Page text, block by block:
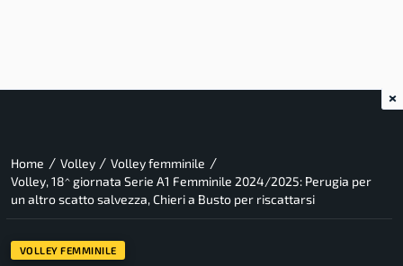
Home / Volley / Volley femminile /
Volley, 18^ giornata Serie A1 Femminile 2024/2025: Perugia per
un altro scatto salvezza, Chieri a Busto per riscattarsi
VOLLEY FEMMINILE
×